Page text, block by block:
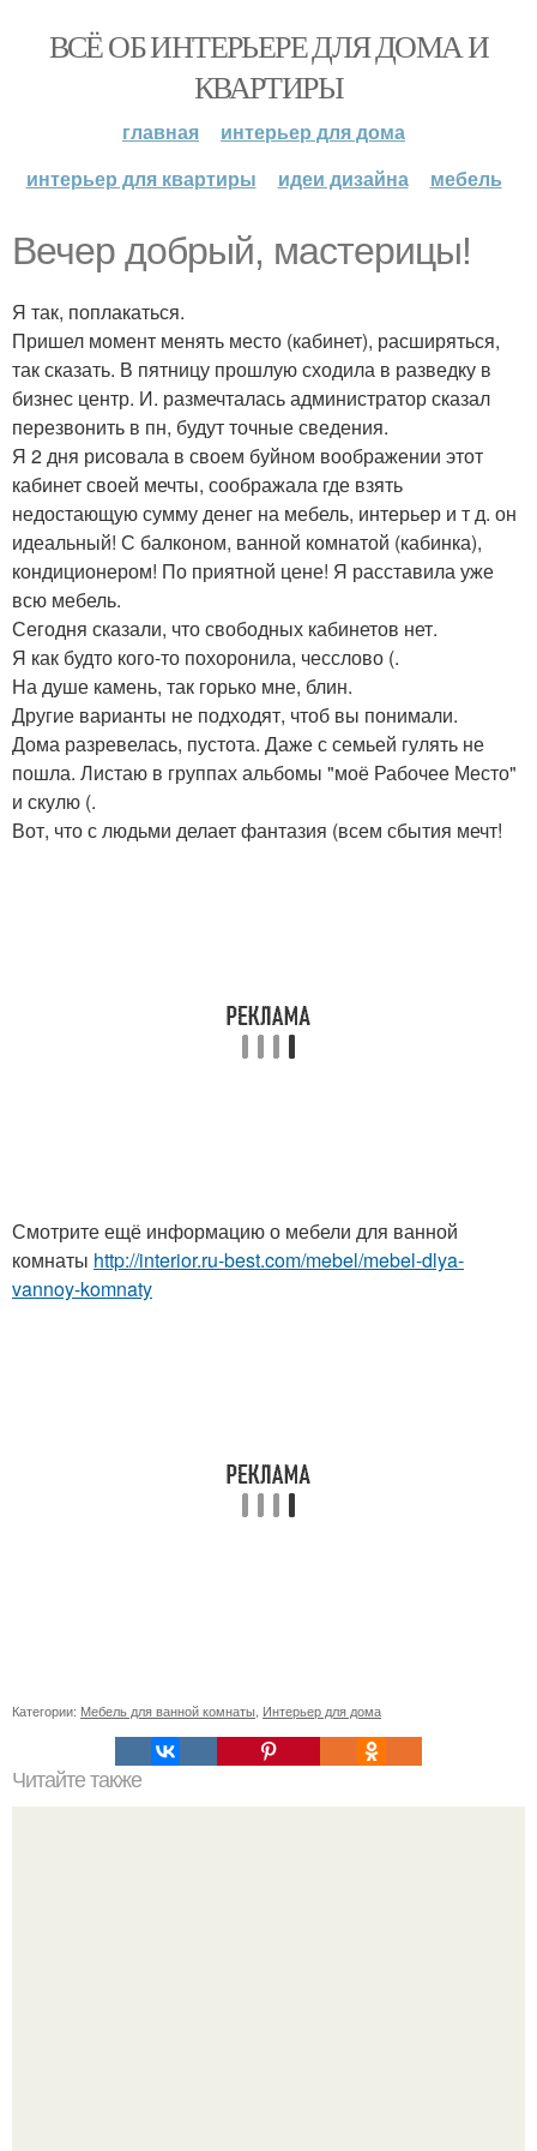
ВСЁ ОБ ИНТЕРЬЕРЕ ДЛЯ ДОМА И
КВАРТИРЫ
главная
интерьер для дома
интерьер для квартиры
идеи дизайна мебель
Вечер добрый, мастерицы!
Я так, поплакаться.
Пришел момент менять место (кабинет), расширяться,
так сказать. В пятницу прошлую сходила в разведку в
бизнес центр. И. размечталась администратор сказал
перезвонить в пн, будут точные сведения.
Я 2 дня рисовала в своем буйном воображении этот
кабинет своей мечты, соображала где взять
недостающую сумму денег на мебель, интерьер и т д. он
идеальный! С балконом, ванной комнатой (кабинка),
кондиционером! По приятной цене! Я расставила уже
всю мебель.
Сегодня сказали, что свободных кабинетов нет.
Я как будто кого-то похоронила, чесслово (.
На душе камень, так горько мне, блин.
Другие варианты не подходят, чтоб вы понимали.
Дома разревелась, пустота. Даже с семьей гулять не
пошла. Листаю в группах альбомы "моё Рабочее Место"
и скулю (.
Вот, что с людьми делает фантазия (всем сбытия мечт!
Смотрите ещё информацию о мебели для ванной
комнаты http://interior.ru-best.com/mebel/mebel-dlya-
vannoy-komnaty
Категории: Мебель для ванной комнаты Интерьер для дома
Читайте также